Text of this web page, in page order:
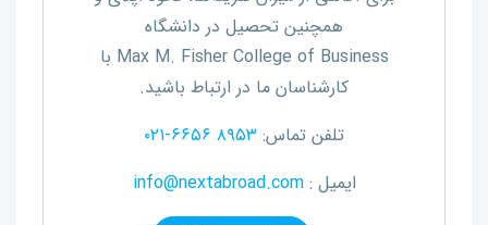
همچنین تحصیل در دانشگاه
Max M. Fisher College of Business با
کارشناسان ما در ارتباط باشید.
تلفن تماس: ۰۲۱-۶۶۵۶ ۸۹۵۳
ایمیل :info@nextabroad.com